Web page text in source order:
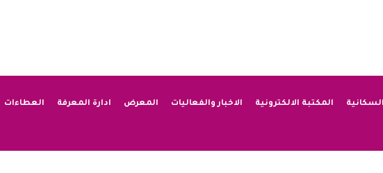
المكتبة الالكترونية الاخبار والفعاليات المعرض ادارة المعرفة العطاءات